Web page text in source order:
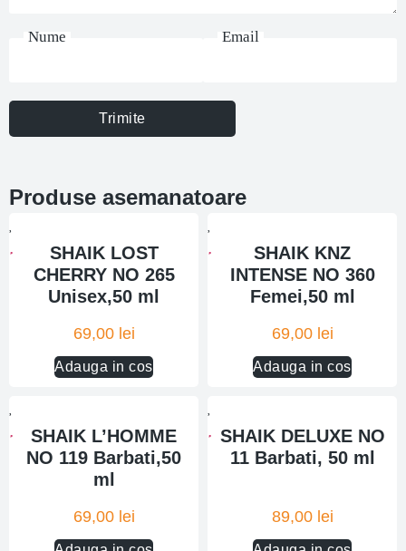
Nume Email
Trimite
Produse asemanatoare
SHAIK LOST
CHERRY NO 265
Unisex,50 ml
69,00 lei
Adauga in cos
SHAIK KNZ
INTENSE NO 360
Femei,50 ml
69,00 lei
Adauga in cos
SHAIK L’HOMME
NO 119 Barbati,50
ml
69,00 lei
SHAIK DELUXE NO
11 Barbati, 50 ml
89,00 lei